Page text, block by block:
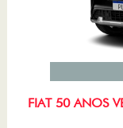
FIAT 50 ANOS